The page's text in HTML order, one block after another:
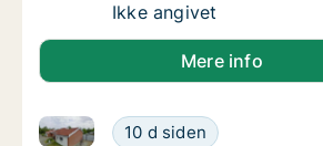
Ca. 105 m2
Ikke angivet
Mere info
Ca. 75 m2 andelsbolig
10 d siden
Ca. 75 m2 andelsbolig til salg i